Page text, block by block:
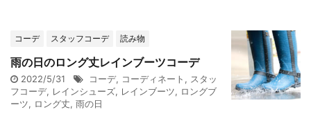
コーデ スタッフコーデ 読み物
雨の日のロング丈レインブーツコーデ
2022/5/31 コーデ, コーディネート , スタッ
フコーデ, レインシューズ, レインブーツ, ロングブ
ーツ, ロング丈, 雨の日